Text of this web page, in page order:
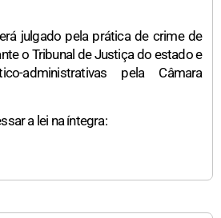
julgado pela prática de crime de
o Tribunal de Justiça do estado e
administrativas pela Câmara
a lei na íntegra: